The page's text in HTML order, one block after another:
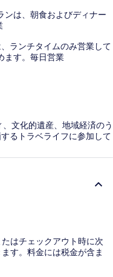
ンは、朝食およびディナー
ランチタイムのみ営業して
ます。毎日営業
文化的遺産、地域経済のう
るトラベライフに参加して
はチェックアウト時に次
す。料金には税金が含ま